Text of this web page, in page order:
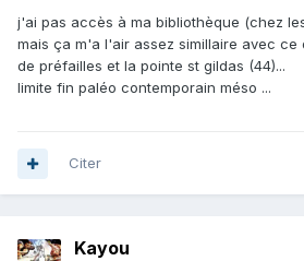
j'ai pas accès à ma bibliothèque (chez
mais ça m'a l'air assez simillaire avec
de préfailles et la pointe st gildas (44)...
limite fin paléo contemporain méso ...
Citer
Kayou